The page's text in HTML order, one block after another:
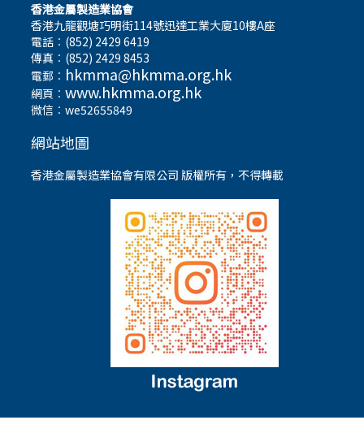
香港金屬製造業協會
香港九龍觀塘巧明街114號迅達工業大廈10樓A座
電話︰(852) 2429 6419
傳真︰(852) 2429 8453
電郵︰ hkmma@hkmma.org.hk
網頁︰ www.hkmma.org.hk
微信︰we52655849
網站地圖
香港金屬製造業協會有限公司 版權所有，不得轉載